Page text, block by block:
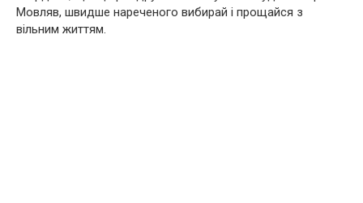
Мовляв, швидше нареченого вибирай і прощайся з
вільним життям.